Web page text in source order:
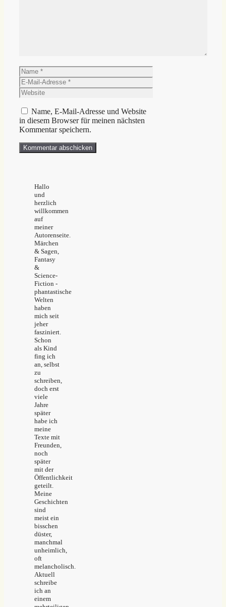
Name
E-
Mail-
Adresse
Website
Name, E-Mail-Adresse und Website
in diesem Browser für meinen nächsten
Kommentar speichern.
Hallo
und
herzlich
willkommen
auf
meiner
Autorenseite.
Märchen
& Sagen,
Fantasy
&
Science-
Fiction -
phantastische
Welten
haben
mich seit
jeher
fasziniert.
Schon
als Kind
fing ich
an, selbst
zu
schreiben,
doch erst
viele
Jahre
später
habe ich
meine
Texte mit
Freunden,
noch
später
mit der
Öffentlichkeit
geteilt.
Meine
Geschichten
sind
meist ein
bisschen
düster,
manchmal
unheimlich,
oft
melancholisch.
Aktuell
schreibe
ich an
einem